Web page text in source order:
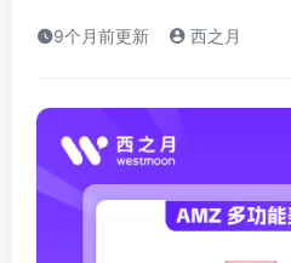
9个月前更新 西之月